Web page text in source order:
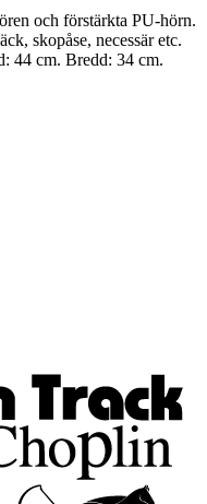
och förstärkta PU-hörn.
skopåse, necessär etc.
44 cm. Bredd: 34 cm.